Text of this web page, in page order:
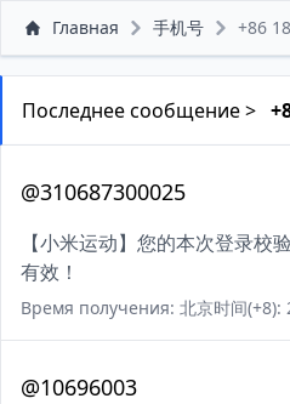
Главная 手机号 +86
Последнее сообщение >
@310687300025
【小米运动】您的本次登录校
有效！
Время получения: 北京时间(+8):
@10696003